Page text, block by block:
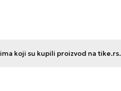
koji su kupili proizvod na tike.rs.